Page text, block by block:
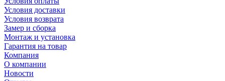
Условия доставки
Условия возврата
Замер и сборка
Монтаж и установка
Гарантия на товар
Компания
О компании
Новости